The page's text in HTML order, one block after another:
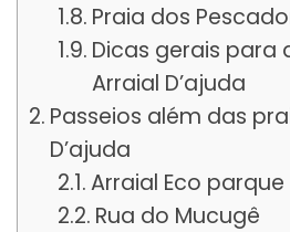
Praia dos
Dicas gerais para
Arraial D’ajuda
Passeios além das
D’ajuda
Arraial Eco parque
Rua do Mucugê